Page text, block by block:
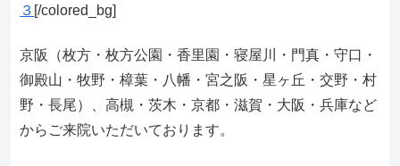
３ [/colored_bg]
京阪（枚方・枚方公園・香里園・寝屋川・門真・守口・
御殿山・牧野・樟葉・八幡・宮之阪・星ヶ丘・交野・村
野・長尾）、高槻・茨木・京都・滋賀・大阪・兵庫など
からご来院いただいております。